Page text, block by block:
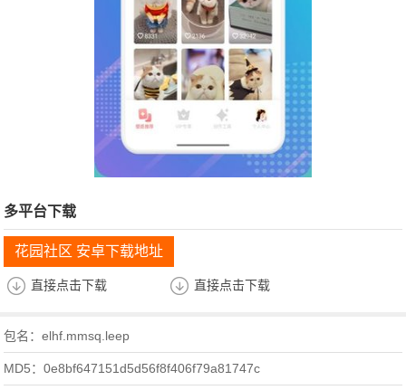
多平台下载
花园社区 安卓下载地址
直接点击下载 直接点击下载
包名：elhf.mmsq.leep
MD5：0e8bf647151d5d56f8f406f79a81747c